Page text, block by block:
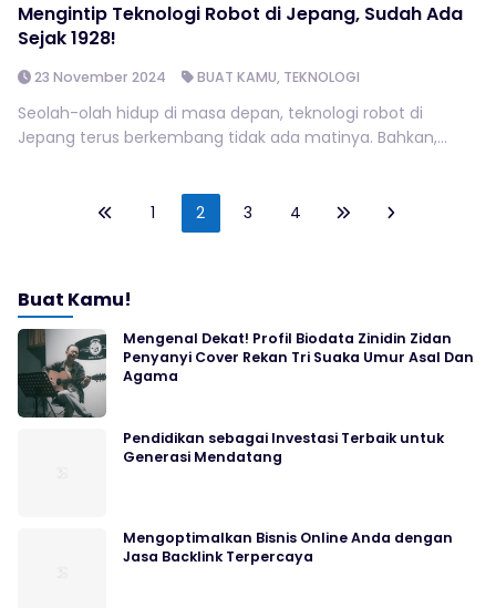
Mengintip Teknologi Robot di Jepang, Sudah Ada
Sejak 1928!
23 November 2024 BUAT KAMU, TEKNOLOGI
Seolah-olah hidup di masa depan, teknologi robot di
Jepang terus berkembang tidak ada matinya. Bahkan,...
1 2 3 4
Buat Kamu!
Mengenal Dekat! Profil Biodata Zinidin Zidan
Penyanyi Cover Rekan Tri Suaka Umur Asal Dan
Agama
Pendidikan sebagai Investasi Terbaik untuk
Generasi Mendatang
Mengoptimalkan Bisnis Online Anda dengan
Jasa Backlink Terpercaya